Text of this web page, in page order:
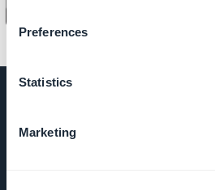
Preferences
Statistics
Marketing